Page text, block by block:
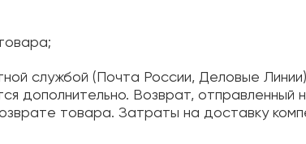
службой (Почта России, Деловые
дополнительно. Возврат,
товара. Затраты на доставку